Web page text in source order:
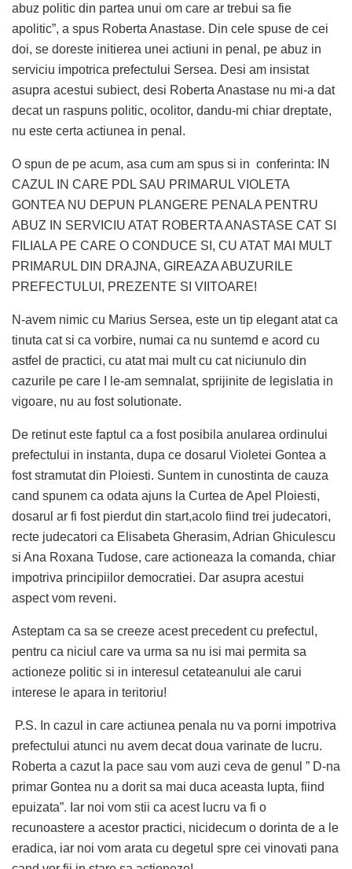
abuz politic din partea unui om care ar trebui sa fie
apolitic”, a spus Roberta Anastase. Din cele spuse de cei
doi, se doreste initierea unei actiuni in penal, pe abuz in
serviciu impotrica prefectului Sersea. Desi am insistat
asupra acestui subiect, desi Roberta Anastase nu mi-a dat
decat un raspuns politic, ocolitor, dandu-mi chiar dreptate,
nu este certa actiunea in penal.
O spun de pe acum, asa cum am spus si in conferinta: IN
CAZUL IN CARE PDL SAU PRIMARUL VIOLETA
GONTEA NU DEPUN PLANGERE PENALA PENTRU
ABUZ IN SERVICIU ATAT ROBERTA ANASTASE CAT SI
FILIALA PE CARE O CONDUCE SI, CU ATAT MAI MULT
PRIMARUL DIN DRAJNA, GIREAZA ABUZURILE
PREFECTULUI, PREZENTE SI VIITOARE!
N-avem nimic cu Marius Sersea, este un tip elegant atat ca
tinuta cat si ca vorbire, numai ca nu suntemd e acord cu
astfel de practici, cu atat mai mult cu cat niciunulo din
cazurile pe care I le-am semnalat, sprijinite de legislatia in
vigoare, nu au fost solutionate.
De retinut este faptul ca a fost posibila anularea ordinului
prefectului in instanta, dupa ce dosarul Violetei Gontea a
fost stramutat din Ploiesti. Suntem in cunostinta de cauza
cand spunem ca odata ajuns la Curtea de Apel Ploiesti,
dosarul ar fi fost pierdut din start,acolo fiind trei judecatori,
recte judecatori ca Elisabeta Gherasim, Adrian Ghiculescu
si Ana Roxana Tudose, care actioneaza la comanda, chiar
impotriva principiilor democratiei. Dar asupra acestui
aspect vom reveni.
Asteptam ca sa se creeze acest precedent cu prefectul,
pentru ca niciul care va urma sa nu isi mai permita sa
actioneze politic si in interesul cetateanului ale carui
interese le apara in teritoriu!
P.S. In cazul in care actiunea penala nu va porni impotriva
prefectului atunci nu avem decat doua varinate de lucru.
Roberta a cazut la pace sau vom auzi ceva de genul ” D-na
primar Gontea nu a dorit sa mai duca aceasta lupta, fiind
epuizata”. Iar noi vom stii ca acest lucru va fi o
recunoastere a acestor practici, nicidecum o dorinta de a le
eradica, iar noi vom arata cu degetul spre cei vinovati pana